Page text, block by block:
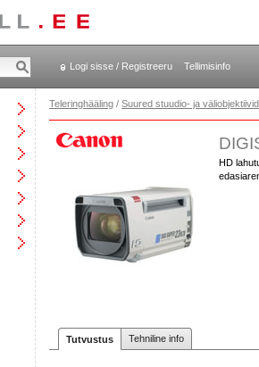
Logi sisse / Registreeru Tellimisinfo
Teleringhääling / Suured stuudio- ja väliobjektiivid
HD
Tutvustus Tehniline info